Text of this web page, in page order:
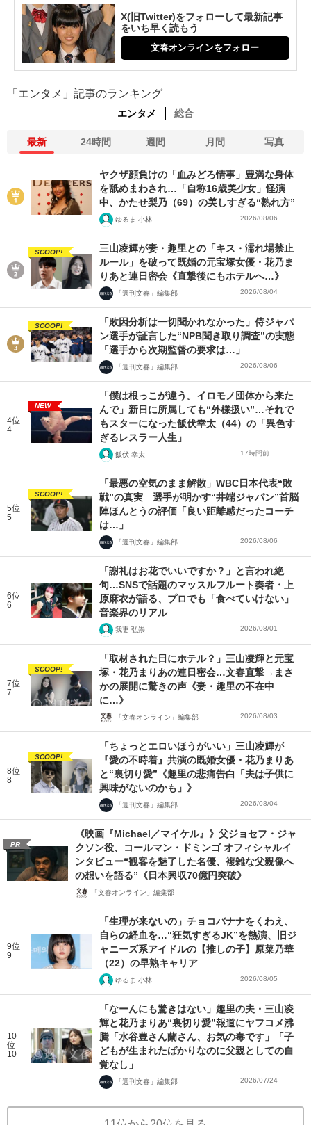
X(旧Twitter)をフォローして最新記事
をいち早く読もう
文春オンラインをフォロー
「エンタメ」記事のランキング
エンタメ 総合
最新 24時間 週間 月間 写真
ヤクザ顔負けの「血みどろ情事」豊満な身体
を舐めまわされ…「自称16歳美少女」怪演
中、かたせ梨乃（69）の美しすぎる“熟れ方”
ゆるま 小林 2026/08/06
SCOOP!
三山凌輝が妻・趣里との「キス・濡れ場禁止
ルール」を破って既婚の元宝塚女優・花乃ま
りあと連日密会《直撃後にもホテルへ…》
「週刊文春」編集部 2026/08/04
SCOOP!
「敗因分析は一切聞かれなかった」侍ジャパ
ン選手が証言した“NPB聞き取り調査”の実態
「選手から次期監督の要求は…」
「週刊文春」編集部 2026/08/06
4位
4
NEW
「僕は根っこが違う。イロモノ団体から来た
んで」新日に所属しても“外様扱い”…それで
もスターになった飯伏幸太（44）の「異色す
ぎるレスラー人生」
飯伏 幸太 17時間前
5位
5
SCOOP!
「最悪の空気のまま解散」WBC日本代表“敗
戦”の真実 選手が明かす“井端ジャパン”首脳
陣ほんとうの評価「良い距離感だったコーチ
は…」
「週刊文春」編集部 2026/08/06
6位
6
「謝礼はお花でいいですか？」と言われ絶
句…SNSで話題のマッスルフルート奏者・上
原麻衣が語る、プロでも「食べていけない」
音楽界のリアル
我妻 弘崇 2026/08/01
7位
7
SCOOP!
「取材された日にホテル？」三山凌輝と元宝
塚・花乃まりあの連日密会…文春直撃→まさ
かの展開に驚きの声《妻・趣里の不在中
に…》
「文春オンライン」編集部 2026/08/03
8位
8
SCOOP!
「ちょっとエロいほうがいい」三山凌輝が
『愛の不時着』共演の既婚女優・花乃まりあ
と“裏切り愛”《趣里の悲痛告白「夫は子供に
興味がないのかも」》
「週刊文春」編集部 2026/08/04
PR
《映画『Michael／マイケル』》父ジョセフ・ジャ
クソン役、コールマン・ドミンゴ オフィシャルイ
ンタビュー“観客を魅了した名優、複雑な父親像へ
の想いを語る”《日本興収70億円突破》
「文春オンライン」編集部
9位
9
「生理が来ないの」チョコバナナをくわえ、
自らの経血を…“狂気すぎるJK”を熱演、旧ジ
ャニーズ系アイドルの【推しの子】原菜乃華
（22）の早熟キャリア
ゆるま 小林 2026/08/05
10
位
10
「なーんにも驚きはない」趣里の夫・三山凌
輝と花乃まりあ“裏切り愛”報道にヤフコメ沸
騰「水谷豊さん蘭さん、お気の毒です」「子
どもが生まれたばかりなのに父親としての自
覚なし」
「週刊文春」編集部 2026/07/24